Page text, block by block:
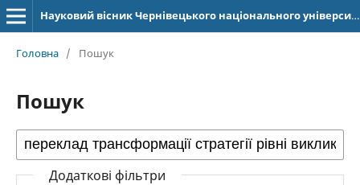
Науковий вісник Чернівецького національного університету імені Юрія Федьковича. Серія: Германська філологія
Головна / Пошук
Пошук
Додаткові фільтри